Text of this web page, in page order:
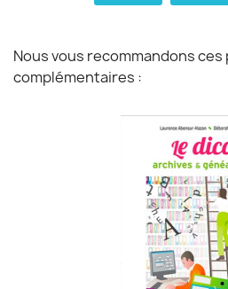
Nous vous recommandons
complémentaires :